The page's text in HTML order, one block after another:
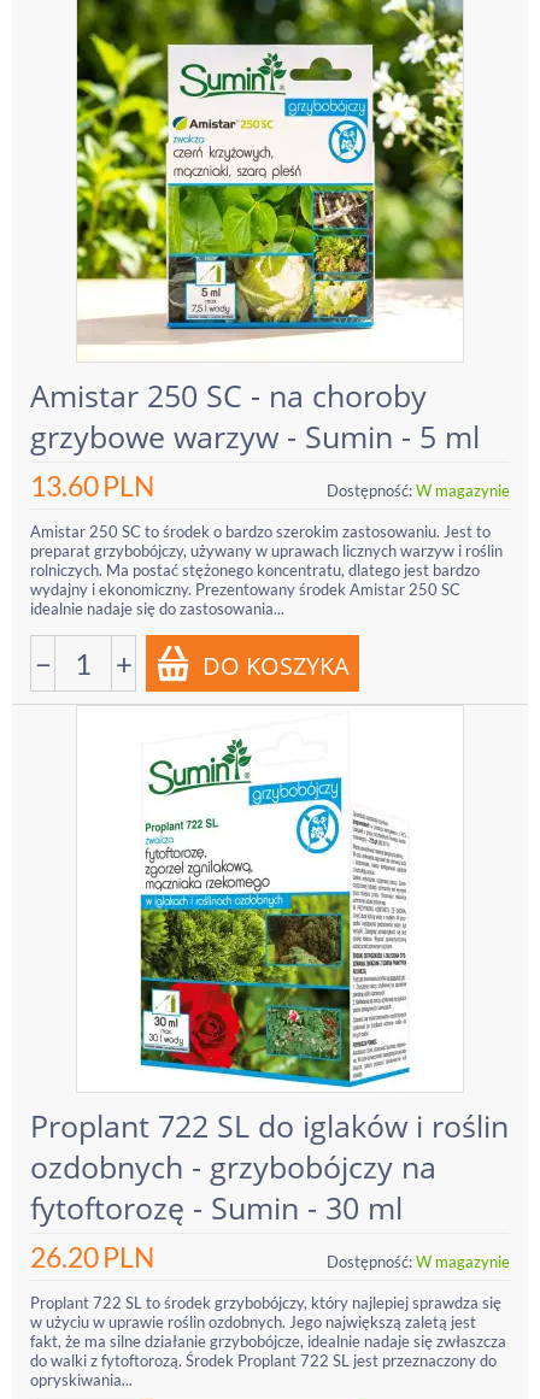
Amistar 250 SC - na choroby
grzybowe warzyw - Sumin - 5 ml
13.60PLN Dostępność:W magazynie
Amistar 250 SC to środek o bardzo szerokim zastosowaniu. Jest to
preparat grzybobójczy, używany w uprawach licznych warzyw i roślin
rolniczych. Ma postać stężonego koncentratu, dlatego jest bardzo
wydajny i ekonomiczny. Prezentowany środek Amistar 250 SC
idealnie nadaje się do zastosowania...
− +
Proplant 722 SL do iglaków i roślin
ozdobnych - grzybobójczy na
fytoftorozę - Sumin - 30 ml
26.20PLN Dostępność:W magazynie
Proplant 722 SL to środek grzybobójczy, który najlepiej sprawdza się
w użyciu w uprawie roślin ozdobnych. Jego największą zaletą jest
fakt, że ma silne działanie grzybobójcze, idealnie nadaje się zwłaszcza
do walki z fytoftorozą. Środek Proplant 722 SL jest przeznaczony do
opryskiwania...